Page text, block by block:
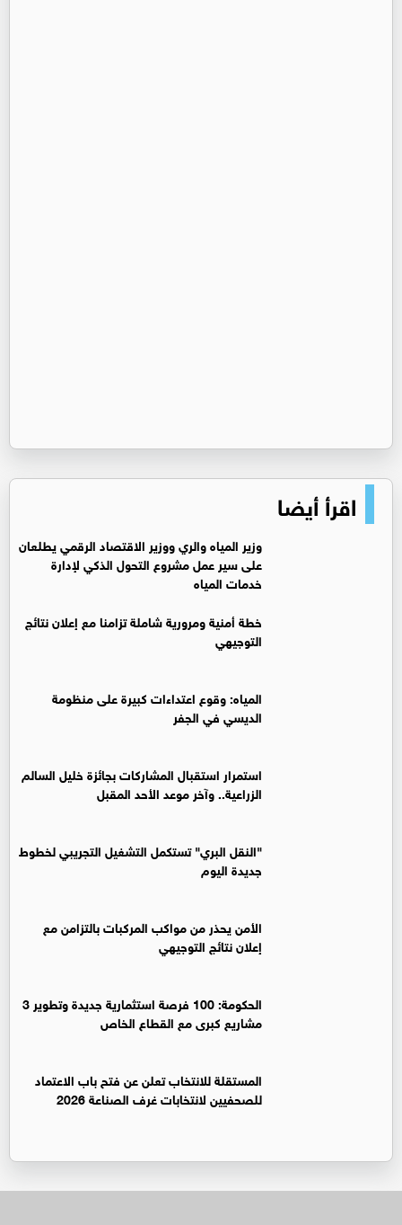
اقرأ أيضا
وزير المياه والري ووزير الاقتصاد الرقمي يطلعان
على سير عمل مشروع التحول الذكي لإدارة
خدمات المياه
خطة أمنية ومرورية شاملة تزامنا مع إعلان نتائج
التوجيهي
المياه: وقوع اعتداءات كبيرة على منظومة
الديسي في الجفر
استمرار استقبال المشاركات بجائزة خليل السالم
الزراعية.. وآخر موعد الأحد المقبل
"النقل البري" تستكمل التشغيل التجريبي لخطوط
جديدة اليوم
الأمن يحذر من مواكب المركبات بالتزامن مع
إعلان نتائج التوجيهي
الحكومة: 100 فرصة استثمارية جديدة وتطوير 3
مشاريع كبرى مع القطاع الخاص
المستقلة للانتخاب تعلن عن فتح باب الاعتماد
للصحفيين لانتخابات غرف الصناعة 2026